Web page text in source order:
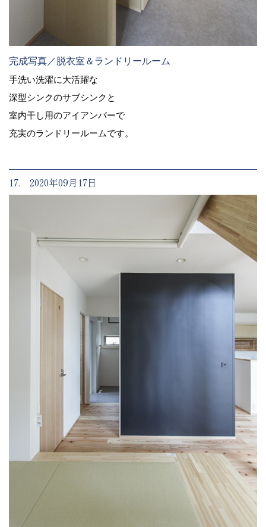
完成写真／脱衣室＆ランドリールーム
手洗い洗濯に大活躍な
深型シンクのサブシンクと
室内干し用のアイアンバーで
充実のランドリールームです。
17. 2020年09月17日